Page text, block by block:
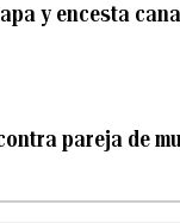
y encesta
pareja de